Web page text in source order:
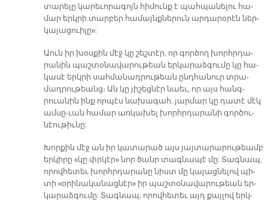
տա­րե­լը կա­րե­ւո­րա­գոյն հի­մունք է պահ­պա­նե­լու հա­
մար երկ­րի տար­բեր հա­մայնք­նե­րուն ար­դա­րօ­րէն ներ­
կա­յա­ցուի­լը»:
Աուն իր խօս­քին մէջ կը շեշ­տէր, որ գոր­ծող խորհր­դա­
րա­նին պաշ­տօ­նա­վա­րու­թեան եր­կա­րաձ­գու­մը կը հա­
կա­սէ երկ­րի սահ­մա­նադ­րու­թեան ընդ­հա­նուր տրա­
մադ­րու­թեանց։ Ան կը յի­շեց­նէր նաեւ, որ այս հանգ­
րուա­նին ինք որ­պէս նա­խա­գահ, յար­մար կը դա­տէ մէկ
ամ­սը-ւան հա­մար առ­կա­խել խորհր­դա­րա­նի գոր­ծու­
նէու­թիւ­նը:
Խոր­քին մէջ ան իր կա­տա­րած այս յայ­տա­րա­րու­թեամբ
եր­կի­րը «կը փրկէ­ր» նոր ծանր տագ­նա­պէ մը: Տագ­նապ,
ո­րով­հե­տեւ խորհր­դա­րա­նը նիստ մը կա­յաց­նե­լով պի­
տի «օ­րի­նա­կա­նաց­նէ­ր» իր պաշ­տօ­նա­վա­րու­թեան եր­
կա­րաձ­գու­մը: Տագ­նապ, ո­րով­հե­տեւ այդ քայ­լով երկ­